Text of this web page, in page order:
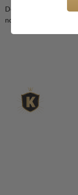
Découvrez les avis de
notre service